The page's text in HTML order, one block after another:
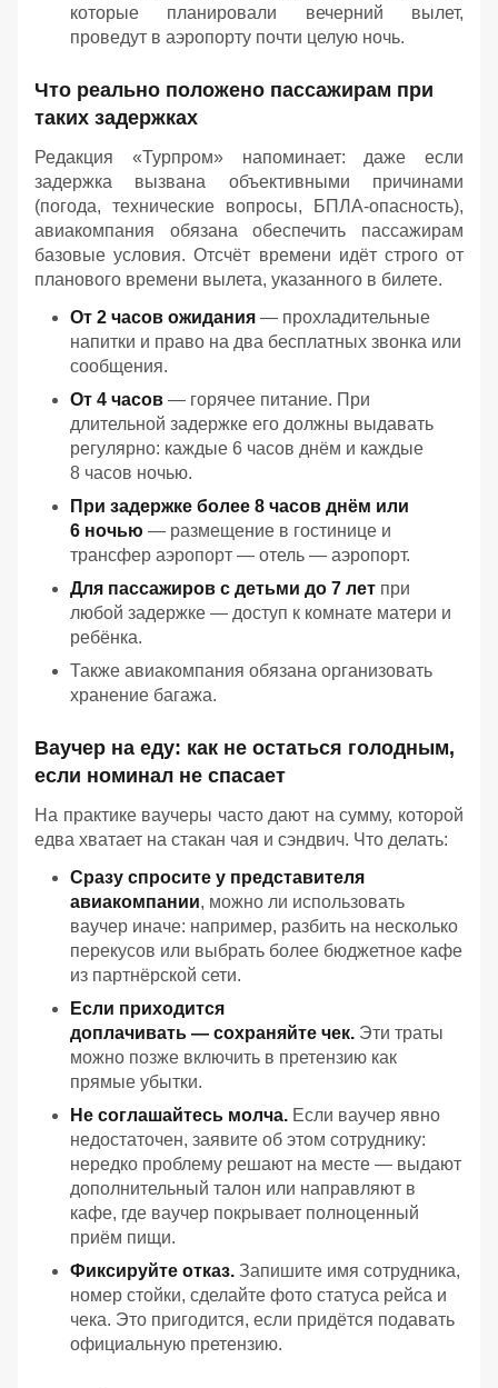
которые планировали вечерний вылет,
проведут в аэропорту почти целую ночь.
Что реально положено пассажирам при
таких задержках
Редакция «Турпром» напоминает: даже если
задержка вызвана объективными причинами
(погода, технические вопросы, БПЛА-опасность),
авиакомпания обязана обеспечить пассажирам
базовые условия. Отсчёт времени идёт строго от
планового времени вылета, указанного в билете.
От 2 часов ожидания — прохладительные
напитки и право на два бесплатных звонка или
сообщения.
От 4 часов — горячее питание. При
длительной задержке его должны выдавать
регулярно: каждые 6 часов днём и каждые
8 часов ночью.
При задержке более 8 часов днём или
6 ночью — размещение в гостинице и
трансфер аэропорт — отель — аэропорт.
Для пассажиров с детьми до 7 лет при
любой задержке — доступ к комнате матери и
ребёнка.
Также авиакомпания обязана организовать
хранение багажа.
Ваучер на еду: как не остаться голодным,
если номинал не спасает
На практике ваучеры часто дают на сумму, которой
едва хватает на стакан чая и сэндвич. Что делать:
Сразу спросите у представителя
авиакомпании, можно ли использовать
ваучер иначе: например, разбить на несколько
перекусов или выбрать более бюджетное кафе
из партнёрской сети.
Если приходится
доплачивать — сохраняйте чек. Эти траты
можно позже включить в претензию как
прямые убытки.
Не соглашайтесь молча. Если ваучер явно
недостаточен, заявите об этом сотруднику:
нередко проблему решают на месте — выдают
дополнительный талон или направляют в
кафе, где ваучер покрывает полноценный
приём пищи.
Фиксируйте отказ. Запишите имя сотрудника,
номер стойки, сделайте фото статуса рейса и
чека. Это пригодится, если придётся подавать
официальную претензию.